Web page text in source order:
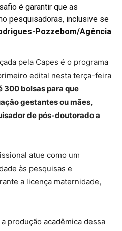
é garantir que as
pesquisadoras, inclusive se
Pozzebom/Agência
pela Capes é o programa
edital nesta terça-feira
300 bolsas para que
gestantes ou mães,
de pós-doutorado a
atue como um
às pesquisas e
a licença maternidade,
produção acadêmica dessa